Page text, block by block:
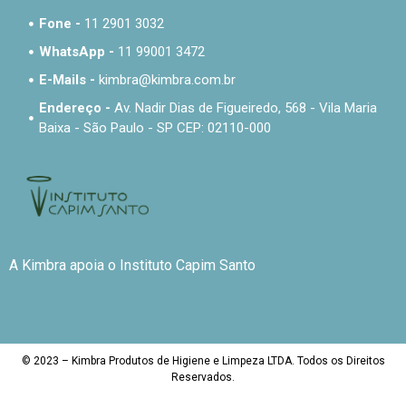
Fone - 11 2901 3032
WhatsApp - 11 99001 3472
E-Mails - kimbra@kimbra.com.br
Endereço -Av. Nadir Dias de Figueiredo, 568 - Vila Maria
Baixa - São Paulo - SP CEP: 02110-000
A Kimbra apoia o Instituto Capim Santo
© 2023 – Kimbra Produtos de Higiene e Limpeza LTDA. Todos os Direitos
Reservados.